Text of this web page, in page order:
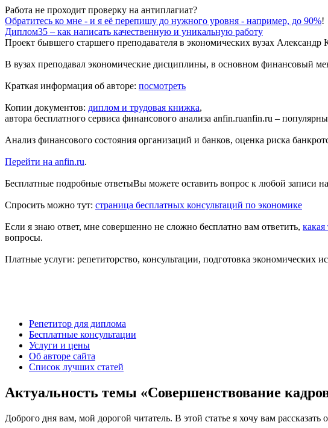
Работа не проходит проверку на антиплагиат?
Обратитесь ко мне - и я её перепишу до нужного уровня - например, до 90%!
Диплом35 – как написать качественную и уникальную работу
Проект бывшего старшего преподавателя в экономических вузах Александр
В вузах преподавал экономические дисциплины, в основном финансовый
Краткая информация об авторе: посмотреть
Копии документов: диплом и трудовая книжка,
автора бесплатного сервиса финансового анализа anfin.ruanfin.ru –
Анализ финансового состояния организаций и банков, оценка риска
Перейти на anfin.ru.
Бесплатные подробные ответыВы можете оставить вопрос к любой записи
Спросить можно тут: страница бесплатных консультаций по экономике
Если я знаю ответ, мне совершенно не сложно бесплатно вам ответить,
вопросы.
Платные услуги: репетиторство, консультации, подготовка экономических
Репетитор для диплома
Бесплатные консультации
Услуги и цены
Об авторе сайта
Список лучших статей
Актуальность темы «Совершенствование
Доброго дня вам, мой дорогой читатель. В этой статье я хочу вам рассказать